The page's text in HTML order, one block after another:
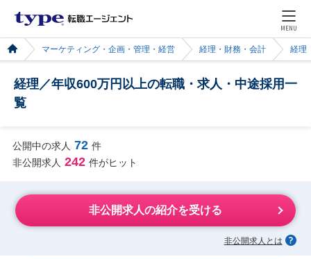
MENU
マーケティング・企画・管理・経営 経理・財務・会計 経理
経理／年収600万円以上の転職・求人・中途採用一
覧
公開中の求人 72 件
非公開求人 242 件がヒット
非公開求人の紹介を受ける
非公開求人とは